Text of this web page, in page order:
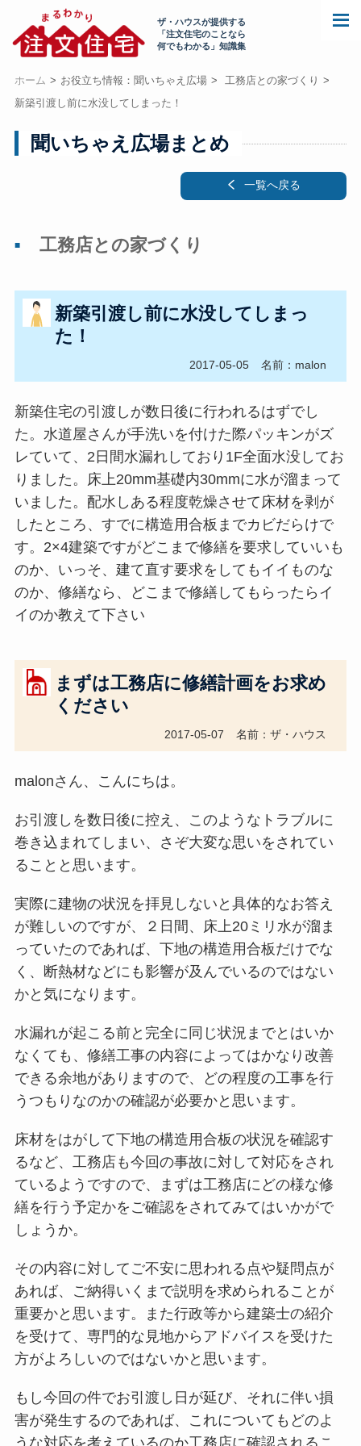
ザ・ハウスが提供する
「注文住宅のことなら
何でもわかる」知識集
ホーム お役立ち情報：聞いちゃえ広場
工務店との家づくり
新築引渡し前に水没してしまった！
聞いちゃえ広場まとめ
一覧へ戻る
工務店との家づくり
新築引渡し前に水没してしまっ
た！
2017-05-05 名前：malon
新築住宅の引渡しが数日後に行われるはずでし
た。水道屋さんが手洗いを付けた際パッキンがズ
レていて、2日間水漏れしており1F全面水没してお
りました。床上20mm基礎内30mmに水が溜まって
いました。配水しある程度乾燥させて床材を剥が
したところ、すでに構造用合板までカビだらけで
す。2×4建築ですがどこまで修繕を要求していいも
のか、いっそ、建て直す要求をしてもイイものな
のか、修繕なら、どこまで修繕してもらったらイ
イのか教えて下さい
まずは工務店に修繕計画をお求め
ください
2017-05-07 名前：ザ・ハウス
malonさん、こんにちは。
お引渡しを数日後に控え、このようなトラブルに
巻き込まれてしまい、さぞ大変な思いをされてい
ることと思います。
実際に建物の状況を拝見しないと具体的なお答え
が難しいのですが、２日間、床上20ミリ水が溜ま
っていたのであれば、下地の構造用合板だけでな
く、断熱材などにも影響が及んでいるのではない
かと気になります。
水漏れが起こる前と完全に同じ状況までとはいか
なくても、修繕工事の内容によってはかなり改善
できる余地がありますので、どの程度の工事を行
うつもりなのかの確認が必要かと思います。
床材をはがして下地の構造用合板の状況を確認す
るなど、工務店も今回の事故に対して対応をされ
ているようですので、まずは工務店にどの様な修
繕を行う予定かをご確認をされてみてはいかがで
しょうか。
その内容に対してご不安に思われる点や疑問点が
あれば、ご納得いくまで説明を求められることが
重要かと思います。また行政等から建築士の紹介
を受けて、専門的な見地からアドバイスを受けた
方がよろしいのではないかと思います。
もし今回の件でお引渡し日が延び、それに伴い損
害が発生するのであれば、これについてもどのよ
うな対応を考えているのか工務店に確認されるこ